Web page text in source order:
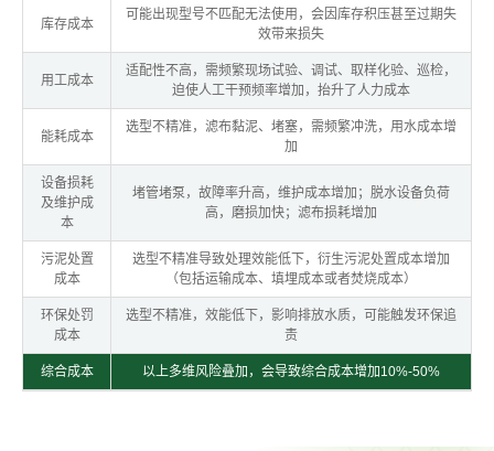
库存成本
可能出现型号不匹配无法使用，会因库存积压甚至过期失
效带来损失
用工成本
适配性不高，需频繁现场试验、调试、取样化验、巡检，
迫使人工干预频率增加，抬升了人力成本
能耗成本
选型不精准，滤布黏泥、堵塞，需频繁冲洗，用水成本增
加
设备损耗
及维护成
本
堵管堵泵，故障率升高，维护成本增加；脱水设备负荷
高，磨损加快；滤布损耗增加
污泥处置
成本
选型不精准导致处理效能低下，衍生污泥处置成本增加
（包括运输成本、填埋成本或者焚烧成本）
环保处罚
成本
选型不精准，效能低下，影响排放水质，可能触发环保追
责
综合成本 以上多维风险叠加，会导致综合成本增加10%-50%